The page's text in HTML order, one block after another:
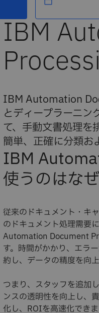
IBM Automation
とディープラーニン
て、手動文書処理を
簡単、正確に分類お
IBM
使うのはな
従来のドキュメント・キ
のドキュメント処理需要
Automation Document
す。時間がかかり、エラ
約し、データの精度を向上
つまり、スタッフを追加
ンスの透明性を向上し、
化し、ROIを高速化できま